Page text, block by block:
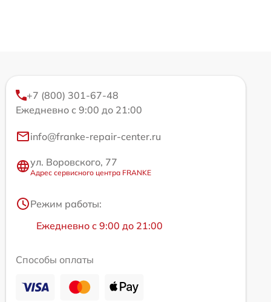
+7 (800) 301-67-48
Ежедневно с 9:00 до 21:00
info@franke-repair-center.ru
ул. Воровского, 77
Адрес сервисного центра FRANKE
Режим работы:
Ежедневно с 9:00 до 21:00
Способы оплаты